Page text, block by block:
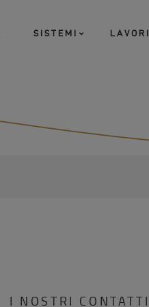
SISTEMI LAVORI
I NOSTRI CONTATTI